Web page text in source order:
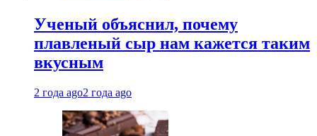
Ученый объяснил, почему
плавленый сыр нам кажется таким
вкусным
2 года ago2 года ago